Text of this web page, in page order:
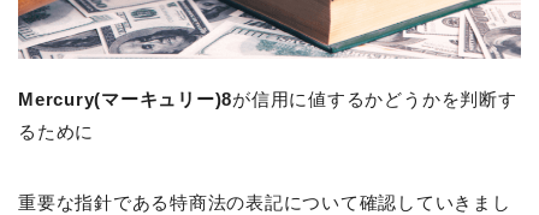
Mercury(マーキュリー)8が信用に値するかどうかを判断す
るために
重要な指針である特商法の表記について確認していきまし